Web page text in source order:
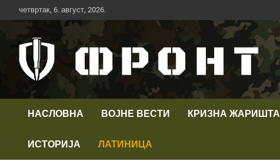
Скип
то
четвртак, 6. август, 2026.
Телевизија ФРОНТ
НАСЛОВНА ВОЈНЕ ВЕСТИ КРИЗНА ЖАРИШТА
ИСТОРИЈА ЛАТИНИЦА